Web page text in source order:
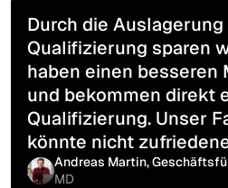
Durch die Auslagerung
Qualifizierung sparen
haben einen besseren
und bekommen direkt
Qualifizierung. Unser
könnte nicht
Andreas Martin,
MD